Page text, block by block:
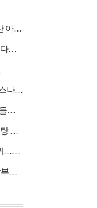
'구해줘! 홈즈' 이모란 필라테스 원장 용산 아파트 방...
[종합] '합숙맞선2' 최정윤 인기녀 등극…다음주 마지막...
'꼬꼬무' 단종과 엄흥도…장항준·프로미스나인 이채영·...
'언니네 산지직송3' 박해준, 통영 견내량 돌미역 조업 ...
'전현무계획4' 인천 전기구이 통닭&삼계탕 노포 맛집 탐방
[종합] '미스트롯 포유' 조수연, 예선전 1위…신윤승 지...
'우주떡집' 고흥 위치 1호점 개업→첫날부터 大위기